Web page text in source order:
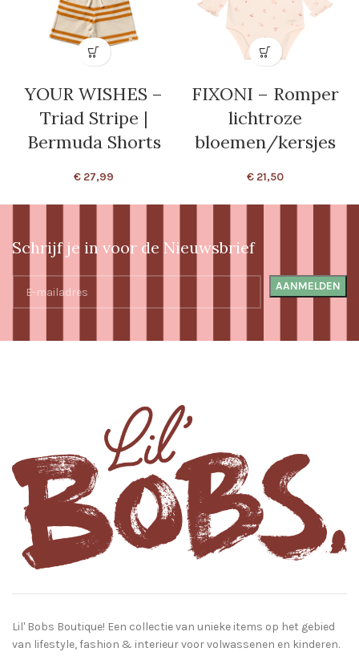
YOUR WISHES –
Triad Stripe |
Bermuda Shorts
€ 27,99
FIXONI – Romper
lichtroze
bloemen/kersjes
€ 21,50
Schrijf je in voor de Nieuwsbrief
Lil' Bobs Boutique! Een collectie van unieke items op het gebied
van lifestyle, fashion & interieur voor volwassenen en kinderen.